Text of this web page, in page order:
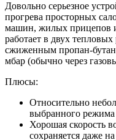
Довольно серьезное
прогрева просторных
машин, жилых прицепов и
работает в двух
сжиженным пропан-
мбар (обычно через
Плюсы:
Относительно
выбранного режима
Хорошая скорость
сохраняется даже